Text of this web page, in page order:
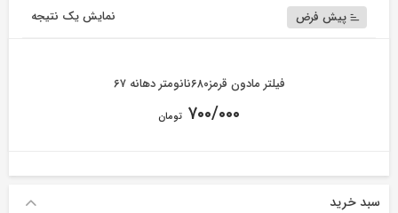
نمایش یک نتیجه پیش فرض
فیلتر مادون قرمز۶۸۰نانومتر دهانه ۶۷
۷۰۰/۰۰۰ تومان
سبد خرید